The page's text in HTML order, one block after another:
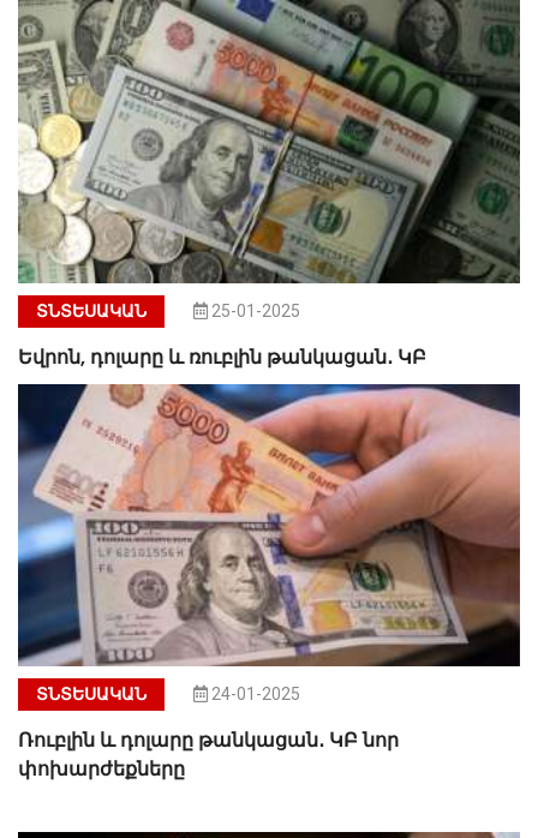
ՏՆՏԵՍԱԿԱՆ 25-01-2025
Եվրոն, դոլարը և ռուբլին թանկացան․ ԿԲ
ՏՆՏԵՍԱԿԱՆ 24-01-2025
Ռուբլին և դոլարը թանկացան․ ԿԲ նոր
փոխարժեքները